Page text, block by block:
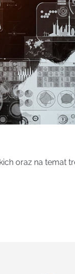
oraz na temat